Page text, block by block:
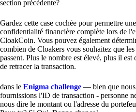
section précédente?
Gardez cette case cochée pour permettre une
confidentialité financière complète lors de
CloakCoin. Vous pouvez également
combien de Cloakers vous souhaitez que
passent. Plus le nombre est élevé, plus il
de retracer la transaction.
dans le Enigma challenge — bien que nous
fournissions l'ID de transaction - personne
nous dire le montant ou l'adresse du